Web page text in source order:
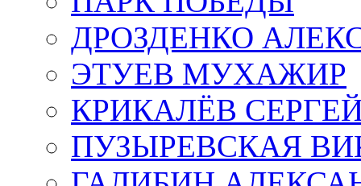
ДРОЗДЕНКО
ЭТУЕВ МУХАЖИР
КРИКАЛЁВ
ПУЗЫРЕВСКАЯ